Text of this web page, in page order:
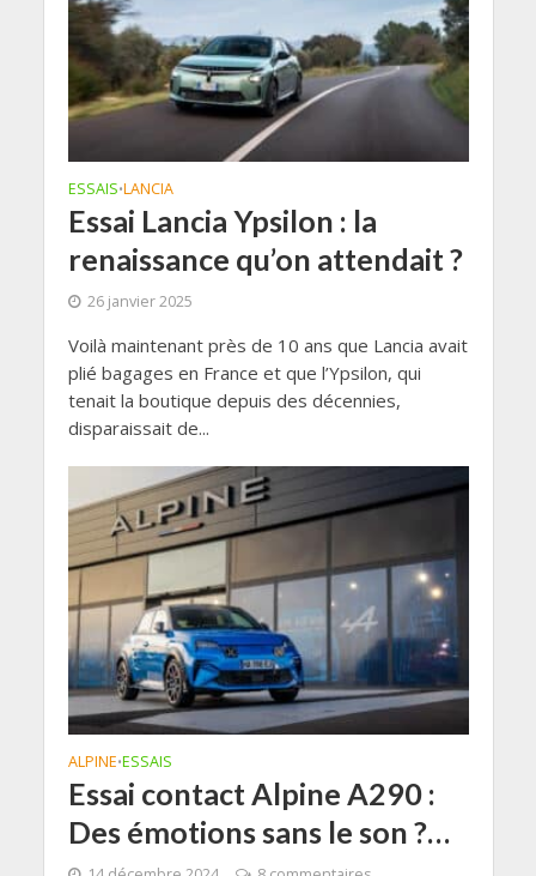
ESSAIS•LANCIA
Essai Lancia Ypsilon : la
renaissance qu’on attendait ?
26 janvier 2025
Voilà maintenant près de 10 ans que Lancia avait
plié bagages en France et que l’Ypsilon, qui
tenait la boutique depuis des décennies,
disparaissait de...
ALPINE•ESSAIS
Essai contact Alpine A290 :
Des émotions sans le son ?…